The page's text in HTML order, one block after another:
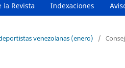
la Revista Indexaciones
venezolanas (enero) /